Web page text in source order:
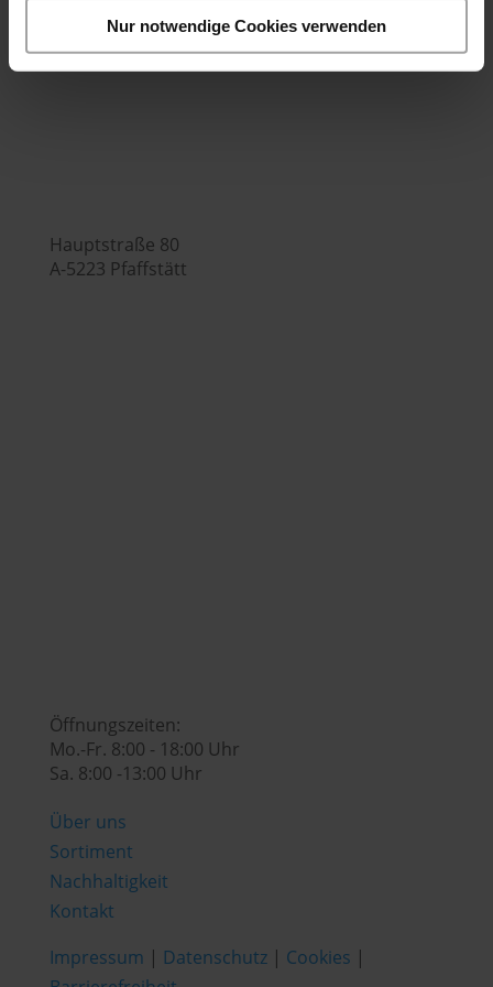
Nur notwendige Cookies verwenden
Mo.-Fr. 7:00 - 16:00 Uhr
Hubers Genusswelt
Hauptstraße 80
A-5223 Pfaffstätt
Öffnungszeiten:
Mo.-Fr. 8:00 - 18:00 Uhr
Sa. 8:00 -13:00 Uhr
Über uns
Sortiment
Nachhaltigkeit
Kontakt
Impressum | Datenschutz| Cookies |